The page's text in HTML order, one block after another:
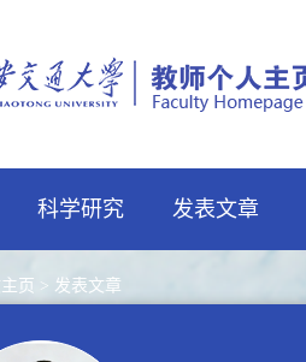
科学研究 发表文章
页 > 发表文章